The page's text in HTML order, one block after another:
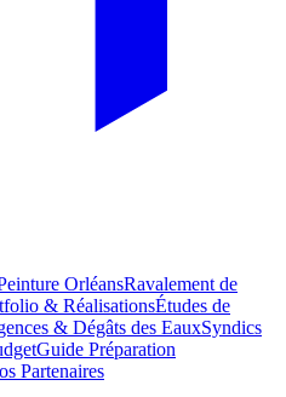
OrléansRavalement de
& RéalisationsÉtudes de
& Dégâts des EauxSyndics
Guide Préparation
Partenaires